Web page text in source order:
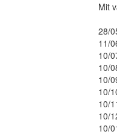
Mit
28/